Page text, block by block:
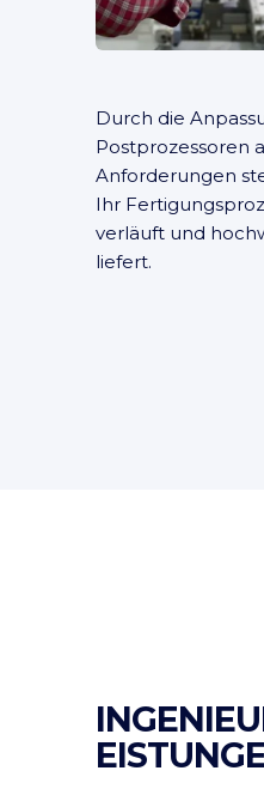
Durch die
Postprozessoren
Anforderungen
Ihr
verläuft und
liefert.